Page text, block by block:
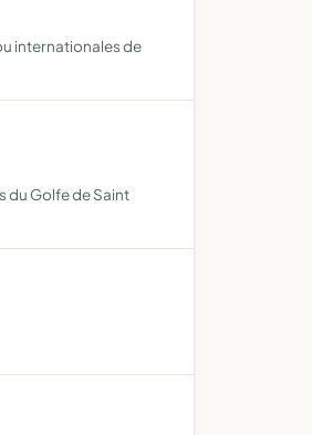
internationales de
du Golfe de Saint